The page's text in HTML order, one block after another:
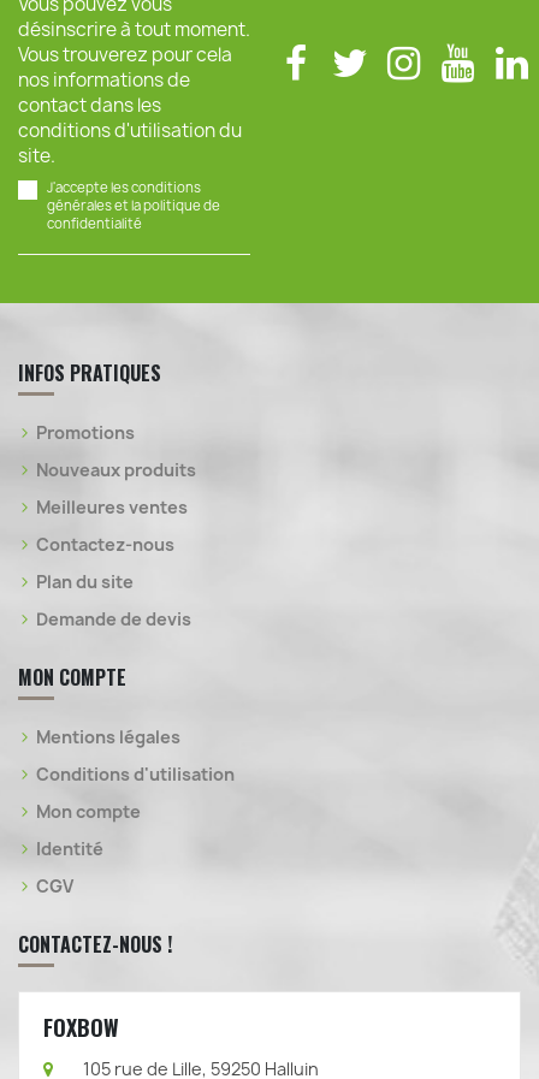
désinscrire à tout moment.
Vous trouverez pour cela
nos informations de
contact dans les
conditions d'utilisation du
site.
J'accepte les conditions
générales et la politique de
confidentialité
INFOS PRATIQUES
Promotions
Nouveaux produits
Meilleures ventes
Contactez-nous
Plan du site
Demande de devis
MON COMPTE
Mentions légales
Conditions d'utilisation
Mon compte
Identité
CGV
CONTACTEZ-NOUS !
FOXBOW
105 rue de Lille, 59250 Halluin